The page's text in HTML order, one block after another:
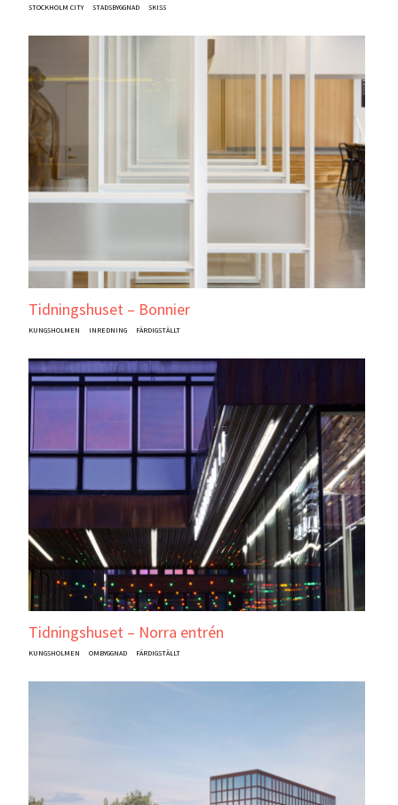
STOCKHOLM CITY STADSBYGGNAD SKISS
Tidningshuset – Bonnier
KUNGSHOLMEN INREDNING FÄRDIGSTÄLLT
Tidningshuset – Norra entrén
KUNGSHOLMEN OMBYGGNAD FÄRDIGSTÄLLT